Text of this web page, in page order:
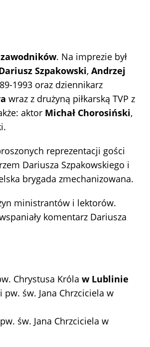
. Na imprezie był
Szpakowski, Andrzej
1993 oraz dziennikarz
wraz z drużyną piłkarską TVP z
aktor Michał Chorosiński,
reprezentacji gości
Dariusza Szpakowskiego i
brygada zmechanizowana.
ministrantów i lektorów.
komentarz Dariusza
Chrystusa Króla w Lublinie
pw. św. Jana Chrzciciela w
św. Jana Chrzciciela w